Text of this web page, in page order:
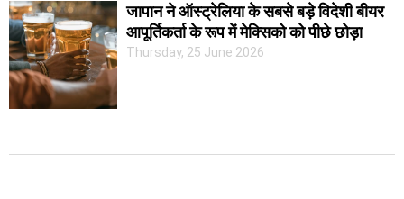
जापान ने ऑस्ट्रेलिया के सबसे बड़े विदेशी बीयर
आपूर्तिकर्ता के रूप में मेक्सिको को पीछे छोड़ा
Thursday, 25 June 2026